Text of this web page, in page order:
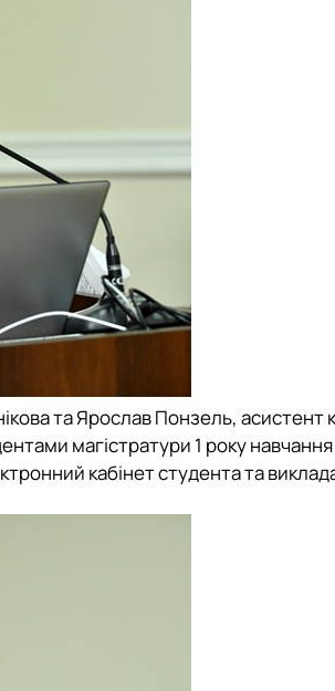
та Ярослав Понзель,
магістратури 1 року навчання
кабінет студента та